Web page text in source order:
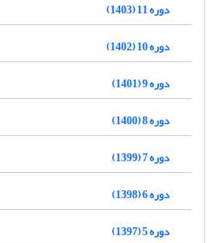
دوره 11 (1403)
دوره 10 (1402)
دوره 9 (1401)
دوره 8 (1400)
دوره 7 (1399)
دوره 6 (1398)
دوره 5 (1397)